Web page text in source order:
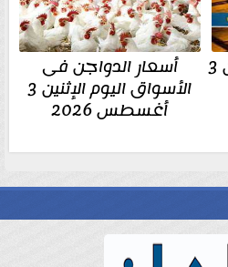
سعر الذهب اليوم الاثنين 3 أسعار الدواجن فى
الأسواق اليوم الإثنين 3
أغسطس 2026